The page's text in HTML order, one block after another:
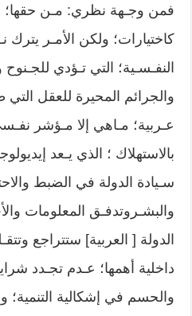
فمن وجـهة نظري: مـن حقها؛
كاختيارات؛ ولكن الأمـر يترك
النفـسـية؛ التي تـؤدي
والجرائم المحيرة للعقل
عـربية؛ مـاهي إلا مـؤشر
بالاستهلاك ؛ الذي يـعد
سـيادة الدولة في الضبط
والبشـروتدفـق المعلومات
الدولة [ العربية] ستتراجع
داخلية أهمها؛ عـدم تجـدد
والحسم في إشكالية التنمية؛